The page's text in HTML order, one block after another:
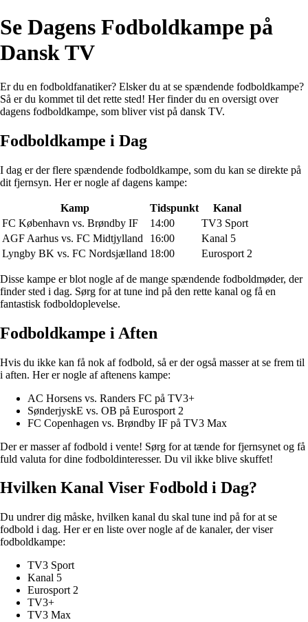
Se Dagens Fodboldkampe på
Dansk TV
Er du en fodboldfanatiker? Elsker du at se spændende fodboldkampe?
Så er du kommet til det rette sted! Her finder du en oversigt over
dagens fodboldkampe, som bliver vist på dansk TV.
Fodboldkampe i Dag
I dag er der flere spændende fodboldkampe, som du kan se direkte på
dit fjernsyn. Her er nogle af dagens kampe:
Kamp Tidspunkt
Kanal
FC København vs. Brøndby IF
14:00
TV3 Sport
AGF Aarhus vs. FC Midtjylland
16:00
Kanal 5
Lyngby BK vs. FC Nordsjælland 18:00 Eurosport 2
Disse kampe er blot nogle af de mange spændende fodboldmøder, der
finder sted i dag. Sørg for at tune ind på den rette kanal og få en
fantastisk fodboldoplevelse.
Fodboldkampe i Aften
Hvis du ikke kan få nok af fodbold, så er der også masser at se frem til
i aften. Her er nogle af aftenens kampe:
AC Horsens vs. Randers FC på TV3+
SønderjyskE vs. OB på Eurosport 2
FC Copenhagen vs. Brøndby IF på TV3 Max
Der er masser af fodbold i vente! Sørg for at tænde for fjernsynet og få
fuld valuta for dine fodboldinteresser. Du vil ikke blive skuffet!
Hvilken Kanal Viser Fodbold i Dag?
Du undrer dig måske, hvilken kanal du skal tune ind på for at se
fodbold i dag. Her er en liste over nogle af de kanaler, der viser
fodboldkampe:
TV3 Sport
Kanal 5
Eurosport 2
TV3+
TV3 Max